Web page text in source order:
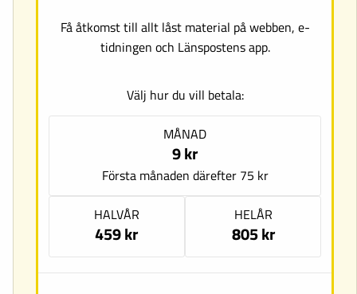
Få åtkomst till allt låst material på webben, e-
tidningen och Länspostens app.
Välj hur du vill betala:
HALVÅR
459 kr
MÅNAD
9 kr
Första månaden därefter 75 kr
HELÅR
805 kr